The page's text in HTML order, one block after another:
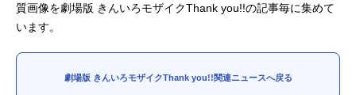
秋アニメ
男性声優/女性声優一覧
質画像を劇場版 きんいろモザイクThank you!!の記事毎に集めて
います。
劇場版 きんいろモザイクThank you!!関連ニュースへ戻る